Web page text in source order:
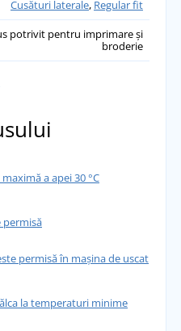
Cusături laterale, Regular fit
potrivit pentru imprimare și
broderie
a apei 30 °C
permisă
permisă în mașina de uscat
la temperaturi minime